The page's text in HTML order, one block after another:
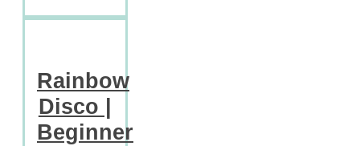
Rainbow
Disco |
Beginner